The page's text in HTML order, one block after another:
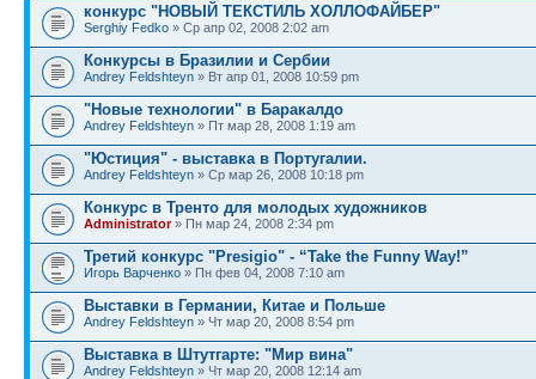
конкурс "НОВЫЙ ТЕКСТИЛЬ ХОЛЛОФАЙБЕР"
Serghiy Fedko » Ср апр 02, 2008 2:02 am
Конкурсы в Бразилии и Сербии
Andrey Feldshteyn » Вт апр 01, 2008 10:59 pm
"Новые технологии" в Баракалдо
Andrey Feldshteyn » Пт мар 28, 2008 1:19 am
"Юстиция" - выставка в Португалии.
Andrey Feldshteyn » Ср мар 26, 2008 10:18 pm
Конкурс в Тренто для молодых художников
Administrator» Пн мар 24, 2008 2:34 pm
Третий конкурс "Presigio" - “Take the Funny Way!”
Игорь Варченко » Пн фев 04, 2008 7:10 am
Выставки в Германии, Китае и Польше
Andrey Feldshteyn » Чт мар 20, 2008 8:54 pm
Выставка в Штутгарте: "Мир вина"
Andrey Feldshteyn » Чт мар 20, 2008 12:14 am